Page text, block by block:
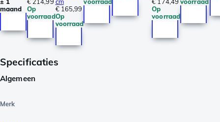
± 1
maand
€ 214,99
Op
voorraad
cm
€ 165,99
Op
voorraad
voorraad
€ 174,49
Op
voorraad
voorraad
Specificaties
Algemeen
Merk